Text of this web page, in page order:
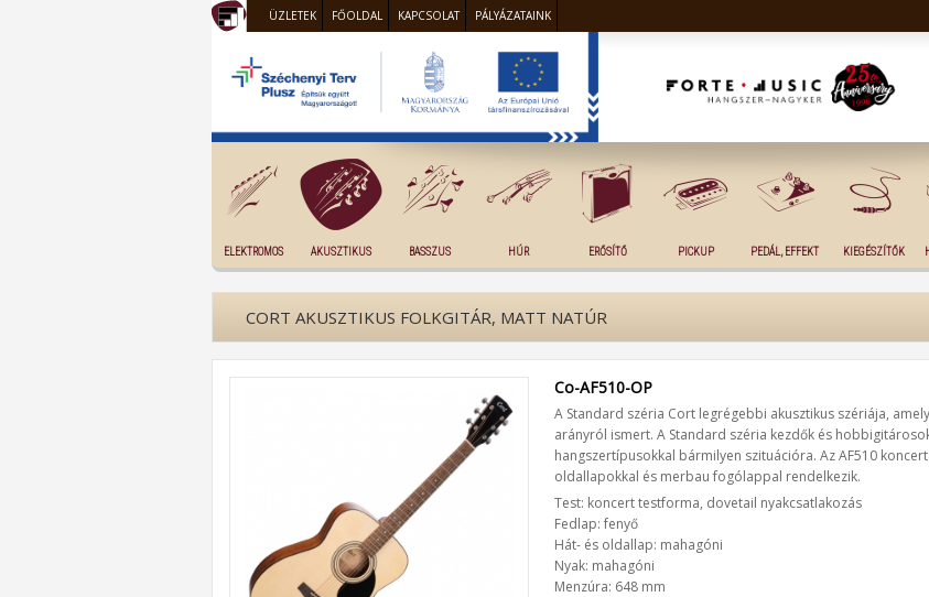
ÜZLETEK FŐOLDAL KAPCSOLAT PÁLYÁZATAINK
ELEKTROMOS AKUSZTIKUS BASSZUS HÚR ERŐSÍTŐ PICKUP PEDÁL, EFFEKT KIEGÉSZÍTŐK
CORT AKUSZTIKUS FOLKGITÁR, MATT NATÚR
Co-AF510-OP
A Standard széria Cort legrégebbi akusztikus szériája,
arányról ismert. A Standard széria kezdők és
hangszertípusokkal bármilyen szituációra. Az AF510
oldallapokkal és merbau fogólappal rendelkezik.
Test: koncert testforma, dovetail nyakcsatlakozás
Fedlap: fenyő
Hát- és oldallap: mahagóni
Nyak: mahagóni
Menzúra: 648 mm